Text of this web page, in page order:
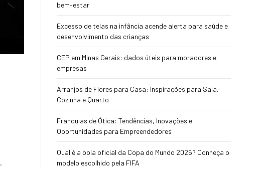
bem-estar
Excesso de telas na infância acende alerta para saúde e
desenvolvimento das crianças
CEP em Minas Gerais: dados úteis para moradores e
empresas
Arranjos de Flores para Casa: Inspirações para Sala,
Cozinha e Quarto
Franquias de Ótica: Tendências, Inovações e
Oportunidades para Empreendedores
Qual é a bola oficial da Copa do Mundo 2026? Conheça o
modelo escolhido pela FIFA